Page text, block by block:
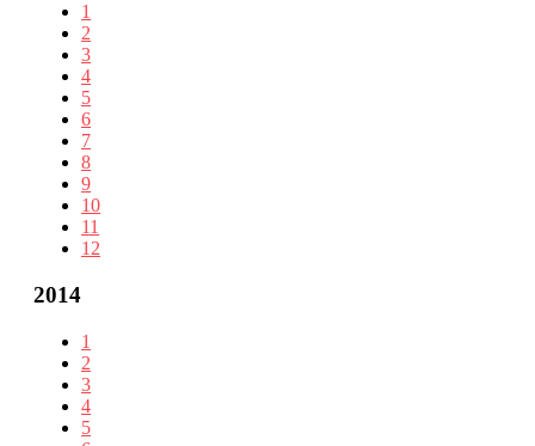
1
2
3
4
5
6
7
8
9
10
11
12
2014
1
2
3
4
5